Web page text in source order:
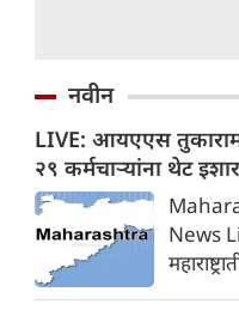
नवीन
LIVE: आयएएस
२९ कर्मचाऱ्यांना थेट
News